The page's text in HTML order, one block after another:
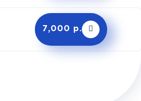
7,000 р.